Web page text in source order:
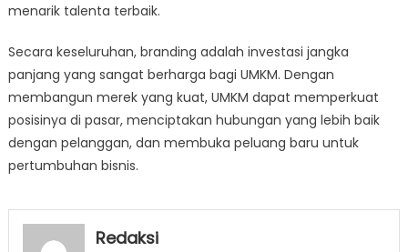
menarik talenta terbaik.
Secara keseluruhan, branding adalah investasi jangka
panjang yang sangat berharga bagi UMKM. Dengan
membangun merek yang kuat, UMKM dapat memperkuat
posisinya di pasar, menciptakan hubungan yang lebih baik
dengan pelanggan, dan membuka peluang baru untuk
pertumbuhan bisnis.
Redaksi